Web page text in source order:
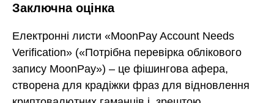
Заключна оцінка
Електронні листи «MoonPay Account Needs
Verification» («Потрібна перевірка облікового
запису MoonPay») – це фішингова афера,
створена для крадіжки фраз для відновлення